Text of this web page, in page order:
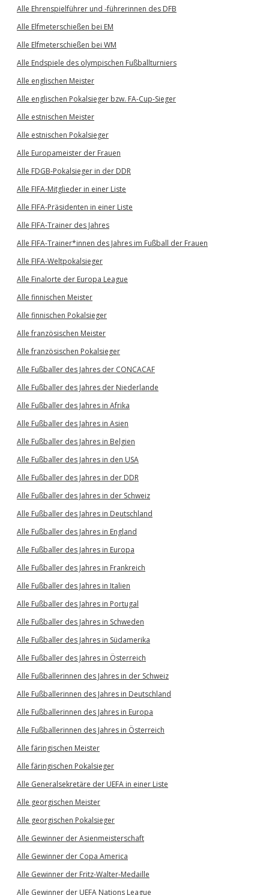
Alle Ehrenspielführer und -führerinnen des DFB
Alle Elfmeterschießen bei EM
Alle Elfmeterschießen bei WM
Alle Endspiele des olympischen Fußballturniers
Alle englischen Meister
Alle englischen Pokalsieger bzw. FA-Cup-Sieger
Alle estnischen Meister
Alle estnischen Pokalsieger
Alle Europameister der Frauen
Alle FDGB-Pokalsieger in der DDR
Alle FIFA-Mitglieder in einer Liste
Alle FIFA-Präsidenten in einer Liste
Alle FIFA-Trainer des Jahres
Alle FIFA-Trainer*innen des Jahres im Fußball der Frauen
Alle FIFA-Weltpokalsieger
Alle Finalorte der Europa League
Alle finnischen Meister
Alle finnischen Pokalsieger
Alle französischen Meister
Alle französischen Pokalsieger
Alle Fußballer des Jahres der CONCACAF
Alle Fußballer des Jahres der Niederlande
Alle Fußballer des Jahres in Afrika
Alle Fußballer des Jahres in Asien
Alle Fußballer des Jahres in Belgien
Alle Fußballer des Jahres in den USA
Alle Fußballer des Jahres in der DDR
Alle Fußballer des Jahres in der Schweiz
Alle Fußballer des Jahres in Deutschland
Alle Fußballer des Jahres in England
Alle Fußballer des Jahres in Europa
Alle Fußballer des Jahres in Frankreich
Alle Fußballer des Jahres in Italien
Alle Fußballer des Jahres in Portugal
Alle Fußballer des Jahres in Schweden
Alle Fußballer des Jahres in Südamerika
Alle Fußballer des Jahres in Österreich
Alle Fußballerinnen des Jahres in der Schweiz
Alle Fußballerinnen des Jahres in Deutschland
Alle Fußballerinnen des Jahres in Europa
Alle Fußballerinnen des Jahres in Österreich
Alle färingischen Meister
Alle färingischen Pokalsieger
Alle Generalsekretäre der UEFA in einer Liste
Alle georgischen Meister
Alle georgischen Pokalsieger
Alle Gewinner der Asienmeisterschaft
Alle Gewinner der Copa America
Alle Gewinner der Fritz-Walter-Medaille
Alle Gewinner der UEFA Nations League